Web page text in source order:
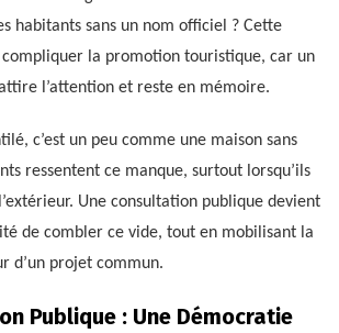
habitants sans un nom officiel ? Cette
la promotion touristique, car un
l’attention et reste en mémoire.
c’est un peu comme une maison sans
ressentent ce manque, surtout lorsqu’ils
Une consultation publique devient
de combler ce vide, tout en mobilisant la
d’un projet commun.
Publique : Une Démocratie